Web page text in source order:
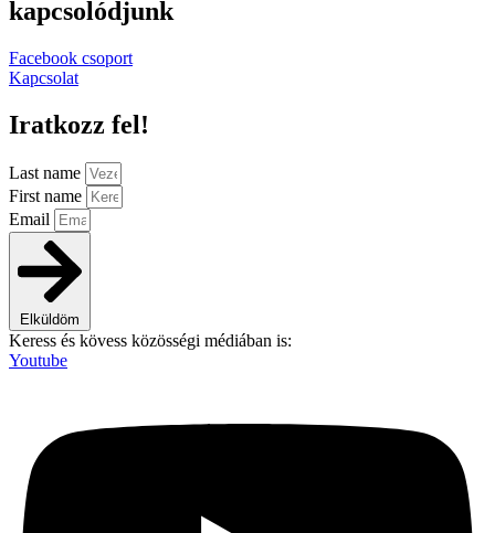
kapcsolódjunk
Facebook csoport
Kapcsolat
Iratkozz fel!
Last name
First name
Email
Elküldöm
Keress és kövess közösségi médiában is:
Youtube